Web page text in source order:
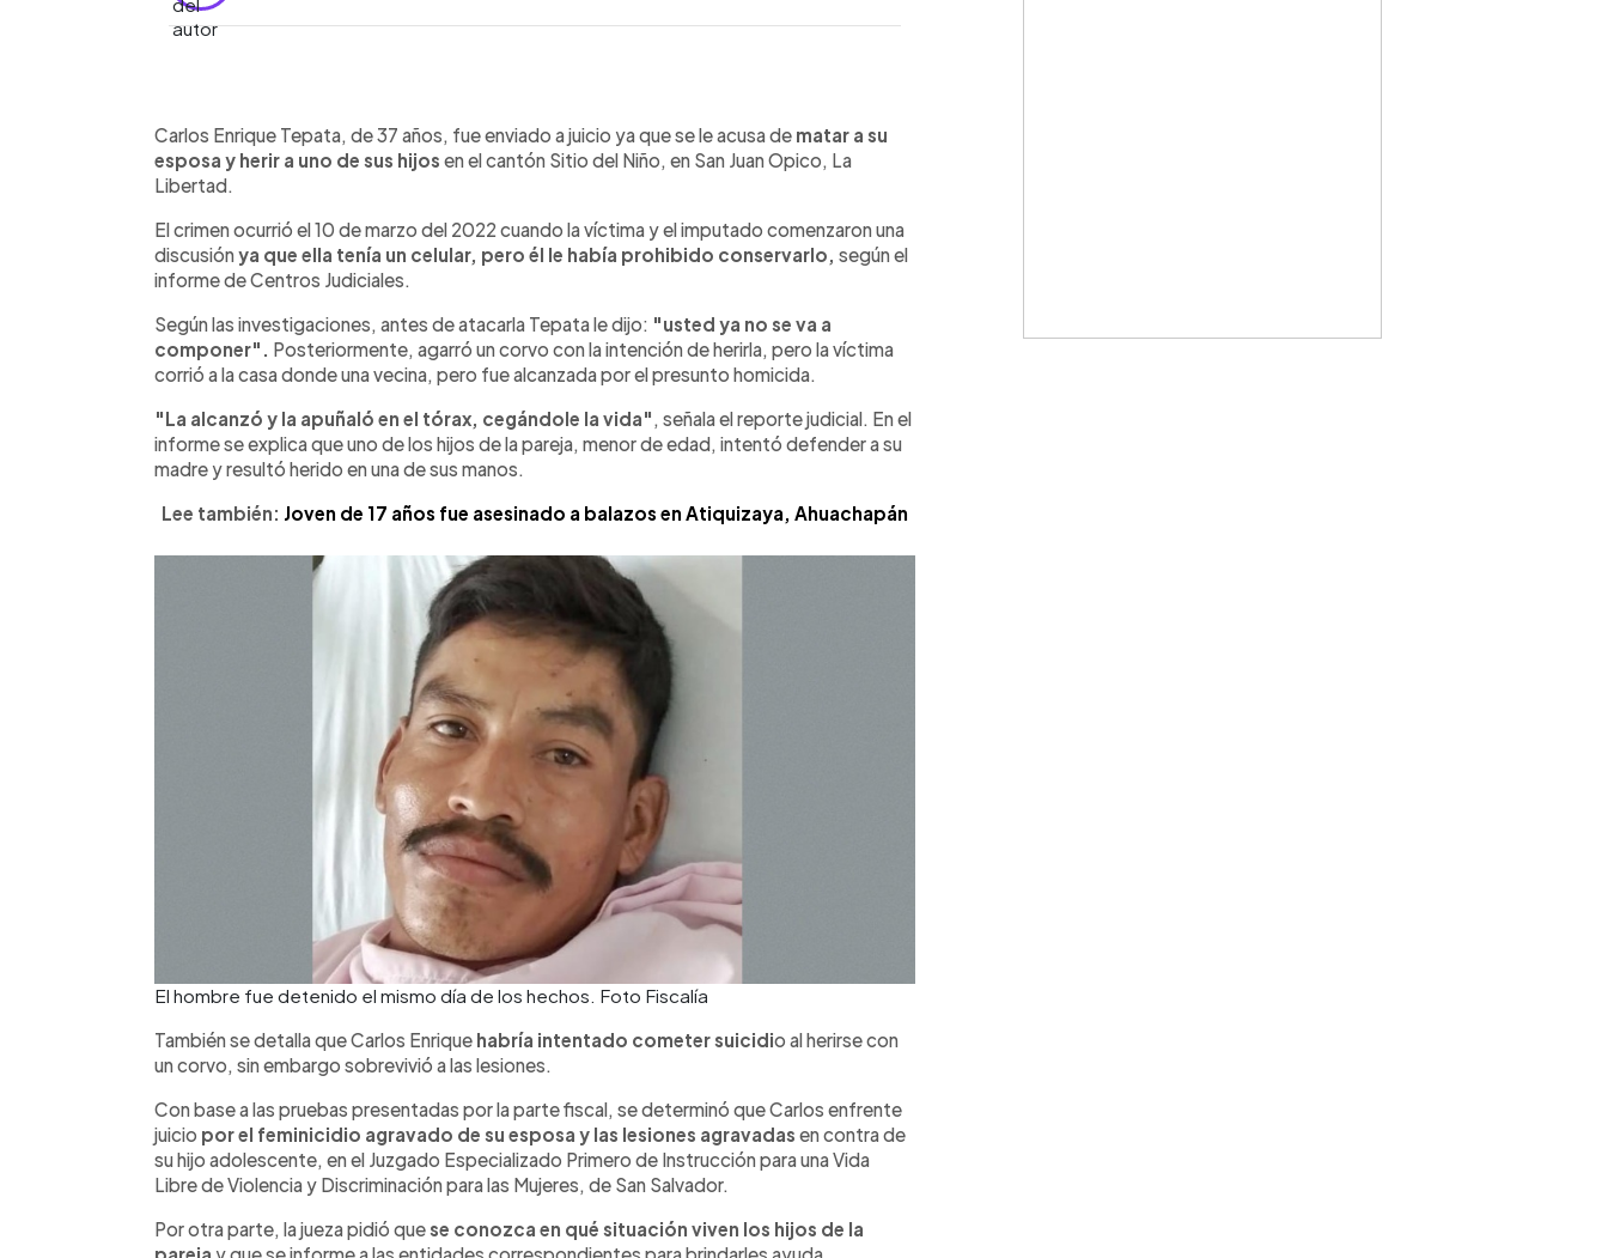
► Escuchar artículo
Carlos Enrique Tepata, de 37 años, fue enviado a juicio ya que se le acusa de matar a su
esposa y herir a uno de sus hijos en el cantón Sitio del Niño, en San Juan Opico, La
Libertad.
El crimen ocurrió el 10 de marzo del 2022 cuando la víctima y el imputado comenzaron una
discusiónya que ella tenía un celular, pero él le había prohibido conservarlo, según el
informe de Centros Judiciales.
Según las investigaciones, antes de atacarla Tepata le dijo: "usted ya no se va a
componer".
Posteriormente, agarró un corvo con la intención de herirla, pero la víctima
corrió a la casa donde una vecina, pero fue alcanzada por el presunto homicida.
"La alcanzó y la apuñaló en el tórax, cegándole la vida" , señala el reporte judicial. En el
informe se explica que uno de los hijos de la pareja, menor de edad, intentó defender a su
madre y resultó herido en una de sus manos.
Lee también: Joven de 17 años fue asesinado a balazos en Atiquizaya, Ahuachapán
El hombre fue detenido el mismo día de los hechos. Foto Fiscalía
También se detalla que Carlos Enrique habría intentado cometer suicidio al herirse con
un corvo, sin embargo sobrevivió a las lesiones.
Con base a las pruebas presentadas por la parte fiscal, se determinó que Carlos enfrente
juicio por el feminicidio agravado de su esposa y las lesiones agravadas en contra de
su hijo adolescente, en el Juzgado Especializado Primero de Instrucción para una Vida
Libre de Violencia y Discriminación para las Mujeres, de San Salvador.
Por otra parte, la jueza pidió quese conozca en qué situación viven los hijos de la
pareja y que se informe a las entidades correspondientes para brindarles ayuda.